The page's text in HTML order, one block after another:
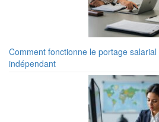
Comment fonctionne le portage
indépendant